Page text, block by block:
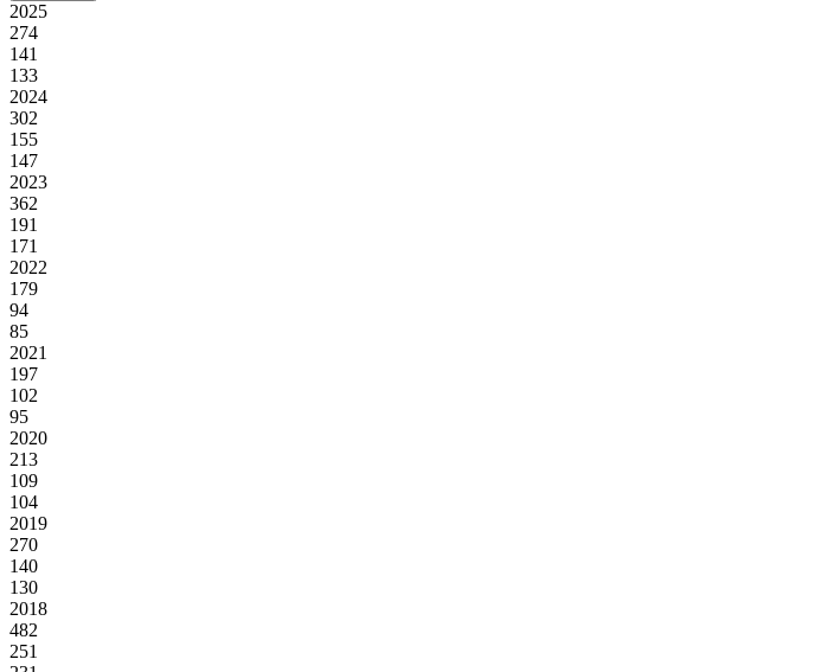
2025
274
141
133
2024
302
155
147
2023
362
191
171
2022
179
94
85
2021
197
102
95
2020
213
109
104
2019
270
140
130
2018
482
251